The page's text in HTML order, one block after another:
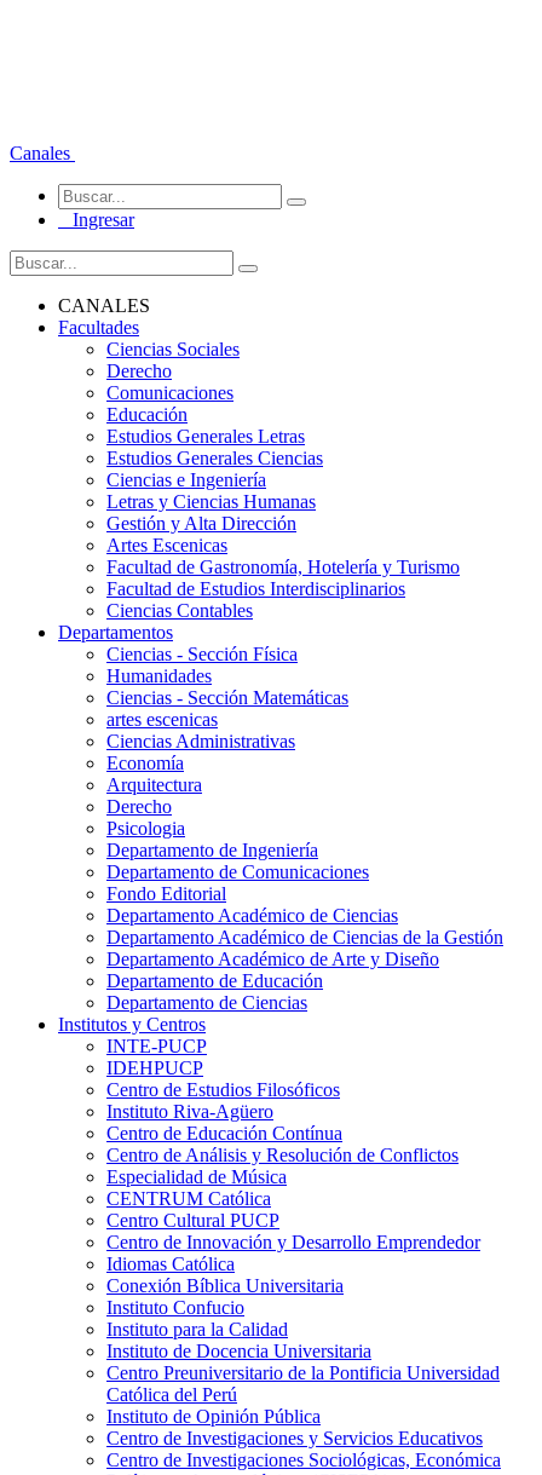
Canales
Ingresar
CANALES
Facultades
Ciencias Sociales
Derecho
Comunicaciones
Educación
Estudios Generales Letras
Estudios Generales Ciencias
Ciencias e Ingeniería
Letras y Ciencias Humanas
Gestión y Alta Dirección
Artes Escenicas
Facultad de Gastronomía, Hotelería y Turismo
Facultad de Estudios Interdisciplinarios
Ciencias Contables
Departamentos
Ciencias - Sección Física
Humanidades
Ciencias - Sección Matemáticas
artes escenicas
Ciencias Administrativas
Economía
Arquitectura
Derecho
Psicologia
Departamento de Ingeniería
Departamento de Comunicaciones
Fondo Editorial
Departamento Académico de Ciencias
Departamento Académico de Ciencias de la Gestión
Departamento Académico de Arte y Diseño
Departamento de Educación
Departamento de Ciencias
Institutos y Centros
INTE-PUCP
IDEHPUCP
Centro de Estudios Filosóficos
Instituto Riva-Agüero
Centro de Educación Contínua
Centro de Análisis y Resolución de Conflictos
Especialidad de Música
CENTRUM Católica
Centro Cultural PUCP
Centro de Innovación y Desarrollo Emprendedor
Idiomas Católica
Conexión Bíblica Universitaria
Instituto Confucio
Instituto para la Calidad
Instituto de Docencia Universitaria
Centro Preuniversitario de la Pontificia Universidad
Católica del Perú
Instituto de Opinión Pública
Centro de Investigaciones y Servicios Educativos
Centro de Investigaciones Sociológicas, Económica